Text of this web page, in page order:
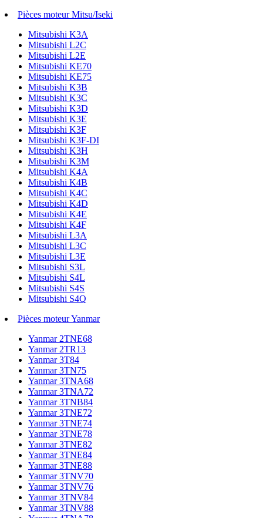
Pièces moteur Mitsu/Iseki
Mitsubishi K3A
Mitsubishi L2C
Mitsubishi L2E
Mitsubishi KE70
Mitsubishi KE75
Mitsubishi K3B
Mitsubishi K3C
Mitsubishi K3D
Mitsubishi K3E
Mitsubishi K3F
Mitsubishi K3F-DI
Mitsubishi K3H
Mitsubishi K3M
Mitsubishi K4A
Mitsubishi K4B
Mitsubishi K4C
Mitsubishi K4D
Mitsubishi K4E
Mitsubishi K4F
Mitsubishi L3A
Mitsubishi L3C
Mitsubishi L3E
Mitsubishi S3L
Mitsubishi S4L
Mitsubishi S4S
Mitsubishi S4Q
Pièces moteur Yanmar
Yanmar 2TNE68
Yanmar 2TR13
Yanmar 3T84
Yanmar 3TN75
Yanmar 3TNA68
Yanmar 3TNA72
Yanmar 3TNB84
Yanmar 3TNE72
Yanmar 3TNE74
Yanmar 3TNE78
Yanmar 3TNE82
Yanmar 3TNE84
Yanmar 3TNE88
Yanmar 3TNV70
Yanmar 3TNV76
Yanmar 3TNV84
Yanmar 3TNV88